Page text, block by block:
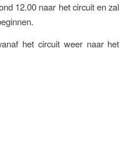
12.00 naar het circuit en zal
het circuit weer naar het